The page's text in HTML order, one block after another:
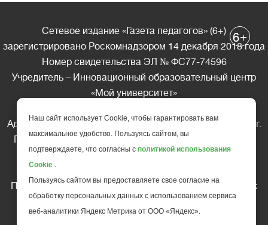
Сетевое издание «Газета педагогов» (6+)
зарегистрировано Роскомнадзором 14 декабря 2018 года
Номер свидетельства ЭЛ № ФС77-74596
Учредитель – Инновационный образовательный центр
«Мой университет»
Адрес редакции: 185035 Россия, Республика Карелия, г.
Петрозаводск, ул. Фридриха Энгельса д.10, офис 211
Телефон редакции: +7 (499) 685-10-45
Перепечатка материалов газеты допускается только c
письменного разрешения редакции
Ссылка на «Газету педагогов» обязательна.
6+
Наш сайт использует Cookie, чтобы гарантировать вам
максимальное удобство. Пользуясь сайтом, вы
подтверждаете, что согласны с политикой использования
Cookie .
Пользуясь сайтом вы предоставляете свое согласие на
обработку персональных данных с использованием сервиса
веб-аналитики Яндекс Метрика от ООО «Яндекс».